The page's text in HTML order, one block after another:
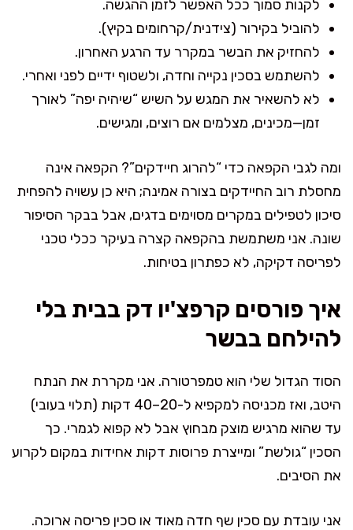
לקנות סמוך ככל האפשר לזמן ההגשה.
להוביל בקירור (צידנית/קרחומים בקיץ).
להחזיק את הבשר במקרר עד הרגע האחרון.
להשתמש בסכין נקייה וחדה, ולשטוף ידיים לפני ואחרי.
לא להשאיר את המגש על השיש “שיהיה יפה” לאורך
זמן—מכינים, מצלמים אם רוצים, ומגישים.
ומה לגבי הקפאה כדי “להרוג חיידקים”? הקפאה אינה
מחסלת רוב החיידקים בצורה אמינה; היא כן עשויה להפחית
סיכון לטפילים במקרים מסוימים בדגים, אבל בבקר הסיפור
שונה. אני משתמשת בהקפאה קצרה בעיקר ככלי טכני
לפריסה דקיקה, לא כפתרון בטיחות.
איך פורסים קרפצ'יו דק בבית בלי
להילחם בבשר
הסוד הגדול שלי הוא טמפרטורה. אני מקררת את הנתח
היטב, ואז מכניסה למקפיא ל-20–40 דקות (תלוי בעובי)
עד שהוא מרגיש מוצק מבחוץ אבל לא קפוא לגמרי. כך
הסכין “גולשת” ומייצרת פרוסות דקות אחידות במקום לקרוע
את הסיבים.
אני עובדת עם סכין שף חדה מאוד או סכין פריסה ארוכה.